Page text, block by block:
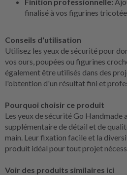
finalisé à vos figurines
Conseils d'utilisation
Utilisez les yeux de sécurité pour
vos ours, poupées ou figurines
également être utilisés dans des
l'obtention d'un résultat fini et
Pourquoi choisir ce produit
Les yeux de sécurité Go Handmade
supplémentaire de détail et de
main. Leur fixation facile et la
produit idéal pour tout projet
Voir des produits similaires ici